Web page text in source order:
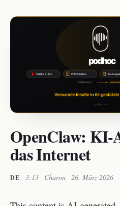
OpenClaw: KI-
das Internet
DE · 3:13 · Charon · 26. März 2026